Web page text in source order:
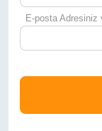
E-posta Adresiniz